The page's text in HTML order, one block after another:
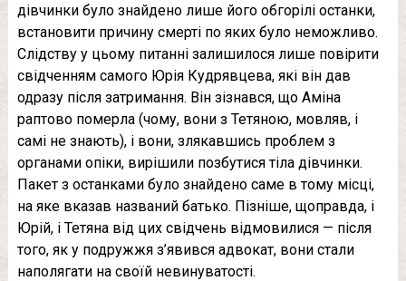
дівчинки було знайдено лише його обгорілі останки,
встановити причину смерті по яких було неможливо.
Слідству у цьому питанні залишилося лише повірити
свідченням самого Юрія Кудрявцева, які він дав
одразу після затримання. Він зізнався, що Аміна
раптово померла (чому, вони з Тетяною, мовляв, і
самі не знають), і вони, злякавшись проблем з
органами опіки, вирішили позбутися тіла дівчинки.
Пакет з останками було знайдено саме в тому місці,
на яке вказав названий батько. Пізніше, щоправда, і
Юрій, і Тетяна від цих свідчень відмовилися — після
того, як у подружжя з’явився адвокат, вони стали
наполягати на своїй невинуватості.